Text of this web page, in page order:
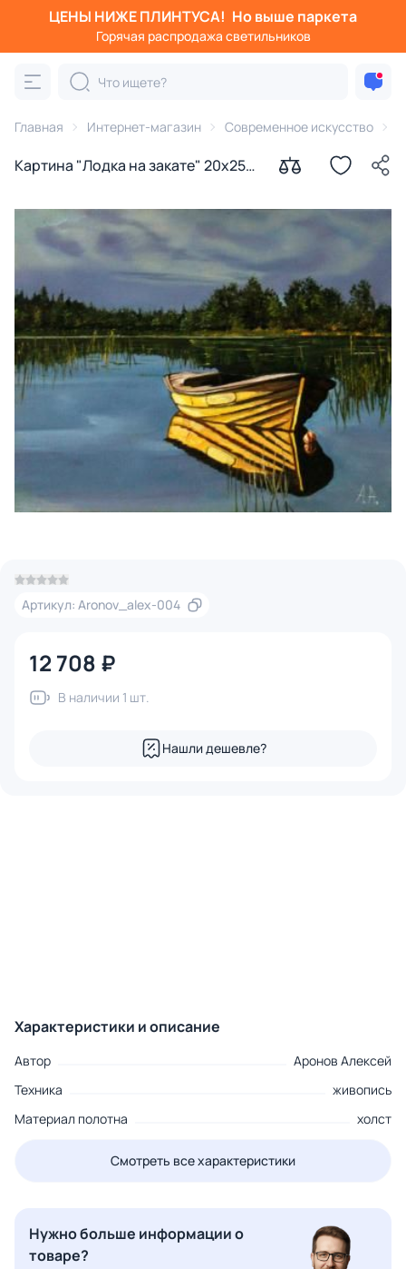
ЦЕНЫ НИЖЕ ПЛИНТУСА! Но выше паркета
Горячая распродажа светильников
Главная Интернет-магазин Современное искусство
Картина "Лодка на закате" 20х25
Артикул: Aronov_alex-004
12 708 ₽
В наличии 1 шт.
Нашли дешевле?
Характеристики и описание
Автор
Аронов Алексей
Техника
живопись
Материал полотна
холст
Смотреть все характеристики
Нужно больше информации о
товаре?